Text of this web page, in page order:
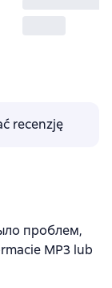
recenzję
проблем,
MP3 lub